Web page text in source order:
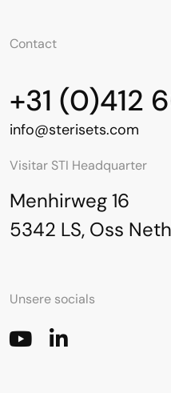
Contact
+31 (0)412
info@sterisets.com
Visitar STI Headquarter
Menhirweg 16
5342 LS, Oss
Unsere socials